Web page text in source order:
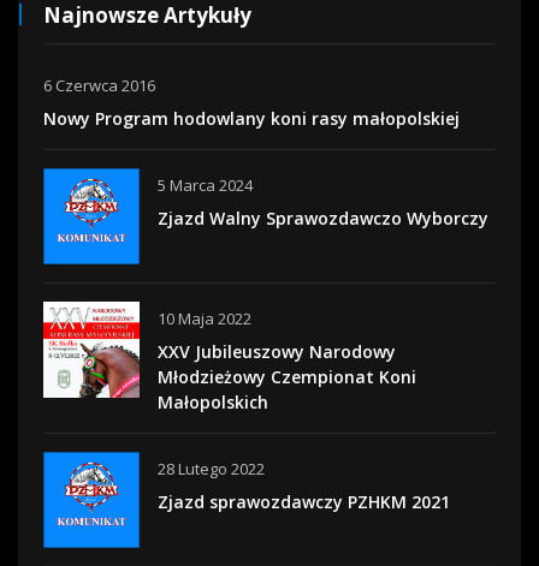
Najnowsze Artykuły
6 Czerwca 2016
Nowy Program hodowlany koni rasy małopolskiej
5 Marca 2024
Zjazd Walny Sprawozdawczo Wyborczy
10 Maja 2022
XXV Jubileuszowy Narodowy
Młodzieżowy Czempionat Koni
Małopolskich
28 Lutego 2022
Zjazd sprawozdawczy PZHKM 2021